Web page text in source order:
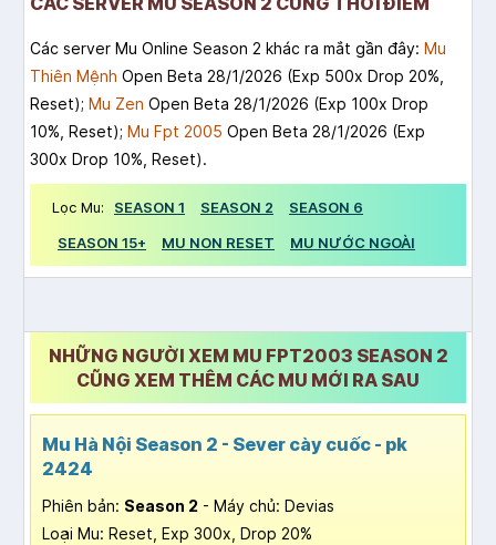
Các server Mu Online Season 2 khác ra mắt gần đây: Mu
Thiên Mệnh Open Beta 28/1/2026 (Exp 500x Drop 20%,
Reset); Mu Zen Open Beta 28/1/2026 (Exp 100x Drop
10%, Reset); Mu Fpt 2005 Open Beta 28/1/2026 (Exp
300x Drop 10%, Reset).
Lọc Mu: SEASON 1 SEASON 2
SEASON 6
SEASON 15+
MU NON RESET MU NƯỚC NGOÀI
NHỮNG NGƯỜI XEM MU FPT2003 SEASON 2
CŨNG XEM THÊM CÁC MU MỚI RA SAU
Mu Hà Nội Season 2 - Sever cày cuốc - pk
2424
Phiên bản: Season 2 - Máy chủ: Devias
Loại Mu: Reset, Exp 300x, Drop 20%